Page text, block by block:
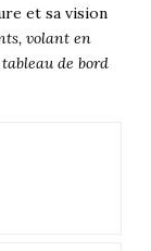
et sa vision
volant en
de bord